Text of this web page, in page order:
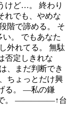
けど…。 終わり
れでも、やめな
階で諦める。 そ
。 でもあなた
外れてる。 無駄
否定しきれな
、まだ判断でき
ちょっとだけ興
る。 ―私の鎌
で。 ―――――↑台